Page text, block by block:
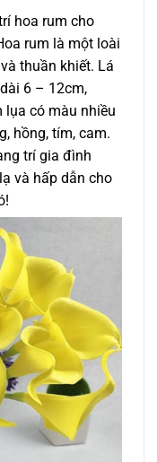
hoa rum cho
rum là một loài
thuần khiết. Lá
6 – 12cm,
lụa có màu nhiều
hồng, tím, cam.
trí gia đình
và hấp dẫn cho